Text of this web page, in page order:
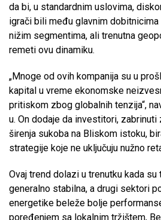
da bi, u standardnim uslovima,
igrači bili među glavnim
nižim segmentima, ali trenutna
remeti ovu dinamiku.
„Mnoge od ovih kompanija su u
kapital u vreme ekonomske
pritiskom zbog globalnih tenzija“,
u. On dodaje da investitori,
širenja sukoba na Bliskom istoku,
strategije koje ne uključuju nužno
Ovaj trend dolazi u trenutku kada su
generalno stabilna, a drugi sektori
energetike beleže bolje
poređenjem sa lokalnim tržištem,